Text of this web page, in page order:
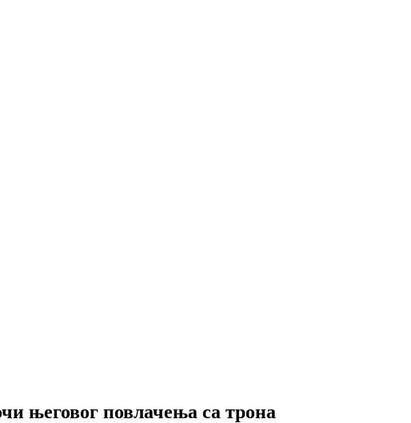
његовог повлачења са трона